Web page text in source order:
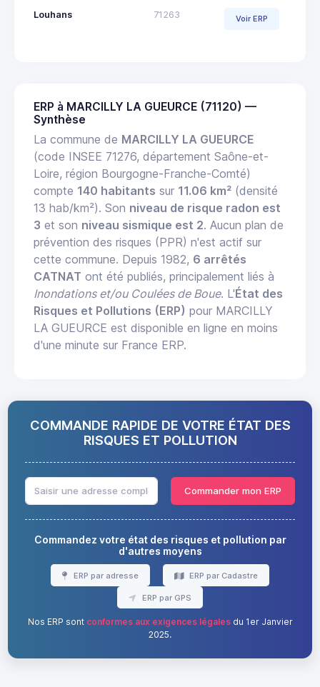
Louhans 71263 Voir ERP
ERP à MARCILLY LA GUEURCE (71120) —
Synthèse
La commune de MARCILLY LA GUEURCE
(code INSEE 71276, département Saône-et-
Loire, région Bourgogne-Franche-Comté)
compte 140 habitants sur 11.06 km² (densité
13 hab/km²). Son niveau de risque radon est
3 et son niveau sismique est 2. Aucun plan de
prévention des risques (PPR) n'est actif sur
cette commune. Depuis 1982, 6 arrêtés
CATNAT ont été publiés, principalement liés à
Inondations et/ou Coulées de Boue. L'État des
Risques et Pollutions (ERP) pour MARCILLY
LA GUEURCE est disponible en ligne en moins
d'une minute sur France ERP.
COMMANDE RAPIDE DE VOTRE ÉTAT DES
RISQUES ET POLLUTION
Commander mon ERP
Commandez votre état des risques et pollution par
d'autres moyens
ERP par adresse ERP par Cadastre
ERP par GPS
Nos ERP sont conformes aux exigences légalesdu 1er Janvier
2025.